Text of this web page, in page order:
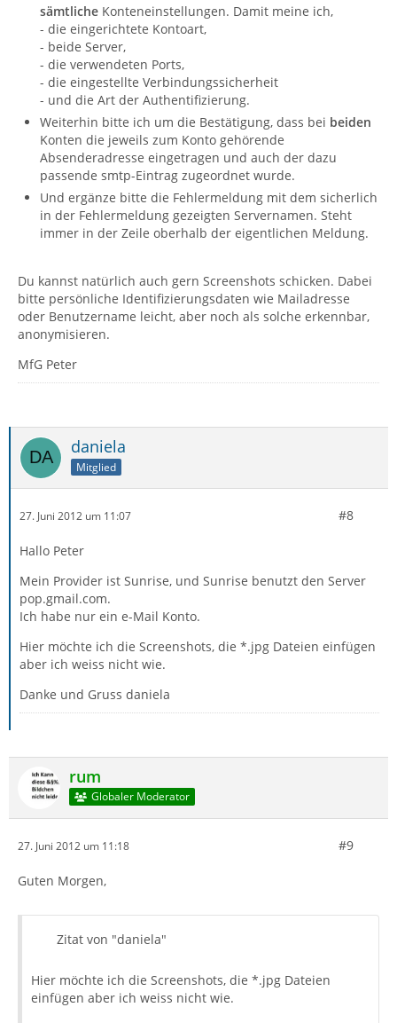
sämtliche Konteneinstellungen. Damit meine ich,
- die eingerichtete Kontoart,
- beide Server,
- die verwendeten Ports,
- die eingestellte Verbindungssicherheit
- und die Art der Authentifizierung.
Weiterhin bitte ich um die Bestätigung, dass bei beiden
Konten die jeweils zum Konto gehörende
Absenderadresse eingetragen und auch der dazu
passende smtp-Eintrag zugeordnet wurde.
Und ergänze bitte die Fehlermeldung mit dem sicherlich
in der Fehlermeldung gezeigten Servernamen. Steht
immer in der Zeile oberhalb der eigentlichen Meldung.
Du kannst natürlich auch gern Screenshots schicken. Dabei
bitte persönliche Identifizierungsdaten wie Mailadresse
oder Benutzername leicht, aber noch als solche erkennbar,
anonymisieren.
MfG Peter
daniela
Mitglied
27. Juni 2012 um 11:07 #8
Hallo Peter
Mein Provider ist Sunrise, und Sunrise benutzt den Server
pop.gmail.com.
Ich habe nur ein e-Mail Konto.
Hier möchte ich die Screenshots, die *.jpg Dateien einfügen
aber ich weiss nicht wie.
Danke und Gruss daniela
rum
Globaler Moderator
27. Juni 2012 um 11:18 #9
Guten Morgen,
Zitat von "daniela"
Hier möchte ich die Screenshots, die *.jpg Dateien
einfügen aber ich weiss nicht wie.